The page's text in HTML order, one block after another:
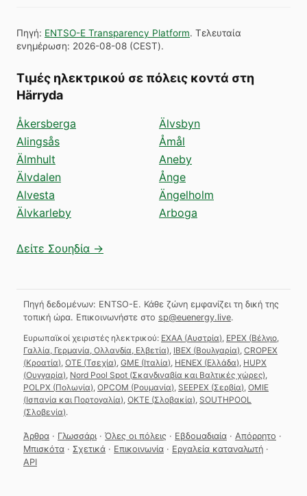
Πηγή: ENTSO-E Transparency Platform. Τελευταία
ενημέρωση: 2026-08-08 (CEST).
Τιμές ηλεκτρικού σε πόλεις κοντά στη
Härryda
Åkersberga
Alingsås
Älmhult
Älvdalen
Alvesta
Älvkarleby
Älvsbyn
Åmål
Aneby
Ånge
Ängelholm
Arboga
Δείτε Σουηδία →
Πηγή δεδομένων: ENTSO-E. Κάθε ζώνη εμφανίζει τη δική της
τοπική ώρα. Επικοινωνήστε στο sp@euenergy.live.
Ευρωπαϊκοί χειριστές ηλεκτρικού: EXAA (Αυστρία) EPEX (Βέλγιο,
Γαλλία, Γερμανία, Ολλανδία, Ελβετία) IBEX (Βουλγαρία) CROPEX
(Κροατία) OTE (Τσεχία) GME (Ιταλία) HENEX (Ελλάδα) HUPX
(Ουγγαρία) Nord Pool Spot (Σκανδιναβία και Βαλτικές χώρες)
POLPX (Πολωνία) OPCOM (Ρουμανία) SEEPEX (Σερβία) OMIE
(Ισπανία και Πορτογαλία) OKTE (Σλοβακία) SOUTHPOOL
(Σλοβενία).
Άρθρα · Γλωσσάρι · Όλες οι πόλεις · Εβδομαδιαία · Απόρρητο ·
Μπισκότα · Σχετικά · Επικοινωνία · Εργαλεία καταναλωτή ·
API